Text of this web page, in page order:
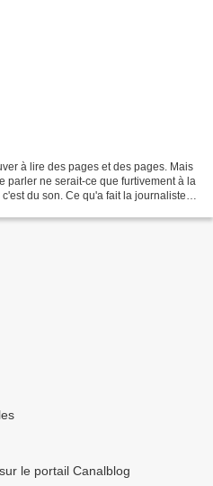
à lire des pages et des pages. Mais
parler ne serait-ce que furtivement à la
du son. Ce qu'a fait la journaliste
le portail Canalblog